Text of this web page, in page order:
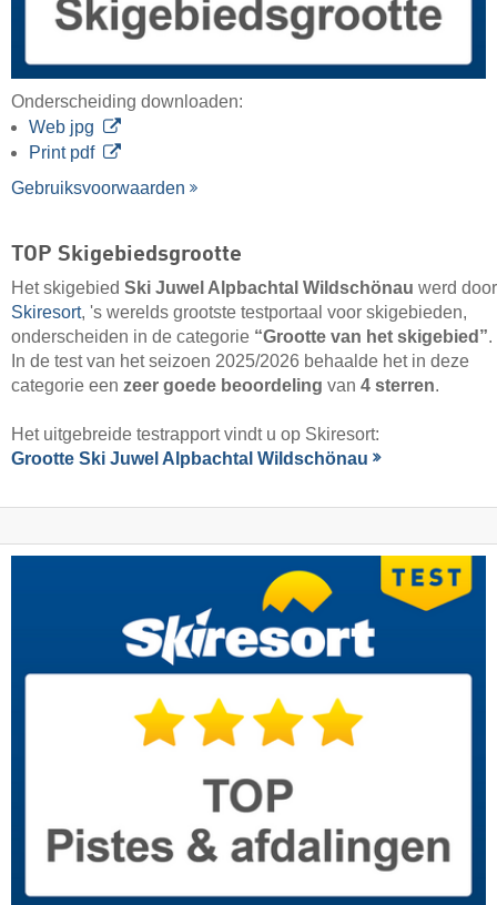
Onderscheiding downloaden:
Web jpg
Print pdf
Gebruiksvoorwaarden
TOP Skigebiedsgrootte
Het skigebied Ski Juwel Alpbachtal Wildschönau werd door
Skiresort, 's werelds grootste testportaal voor skigebieden,
onderscheiden in de categorie “Grootte van het skigebied”.
In de test van het seizoen 2025/2026 behaalde het in deze
categorie een zeer goede beoordeling van 4 sterren.
Het uitgebreide testrapport vindt u op Skiresort:
Grootte Ski Juwel Alpbachtal Wildschönau